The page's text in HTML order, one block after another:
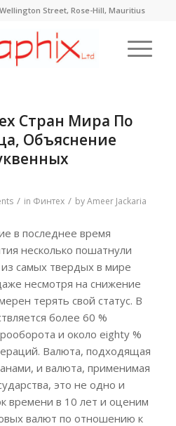
Street, Rose-Hill, Mauritius
Стран Мира По
Объяснение
/ in Финтех / byAmeer Jackaria
в последнее время
несколько пошатнули
самых твердых в мире
несмотря на снижение
терять свой статус. В
более 60 %
и около eighty %
Валюта, подходящая
и валюта, применимая
это не одно и
времени в 10 лет и оценим
валют по отношению к